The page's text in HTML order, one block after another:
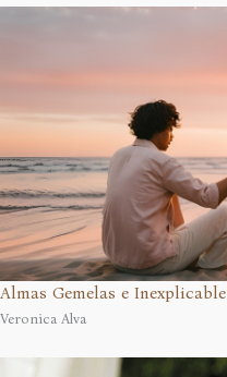
Almas Gemelas e
Veronica Alva